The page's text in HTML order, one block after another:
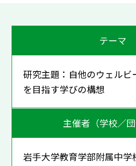
テーマ
研究主題：自他のウェルビ
を目指す学びの構想
主催者（学校／団
岩手大学教育学部附属中学